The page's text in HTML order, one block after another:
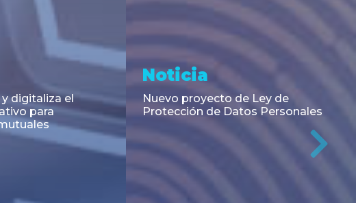
y digitaliza el
para
Noticia
Nuevo proyecto de Ley de
Protección de Datos Personales